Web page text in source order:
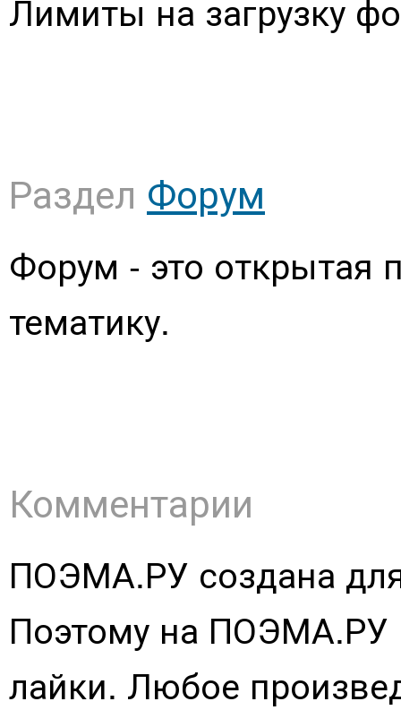
Лимиты на загрузку
Раздел Форум
Форум - это открытая
тематику.
Комментарии
ПОЭМА.РУ создана
Поэтому на ПОЭМА.РУ
лайки. Любое